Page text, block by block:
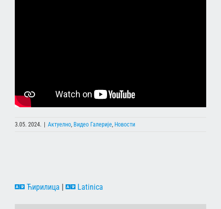
3.05. 2024. | Актуелно Видео Галерије Новости
Ћирилица | Latinica